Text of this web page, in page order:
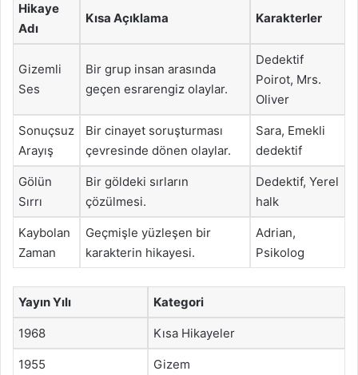
Hikaye
Adı
Kısa Açıklama Karakterler
Gizemli
Ses
Bir grup insan arasında
geçen esrarengiz olaylar.
Dedektif
Poirot, Mrs.
Oliver
Sonuçsuz
Arayış
Bir cinayet soruşturması
çevresinde dönen olaylar.
Sara, Emekli
dedektif
Gölün
Sırrı
Bir göldeki sırların
çözülmesi.
Dedektif, Yerel
halk
Kaybolan
Zaman
Geçmişle yüzleşen bir
karakterin hikayesi.
Adrian,
Psikolog
Yayın Yılı Kategori
1968 Kısa Hikayeler
1955 Gizem